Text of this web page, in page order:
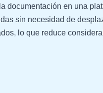
documentación en una
sin necesidad de
lo que reduce